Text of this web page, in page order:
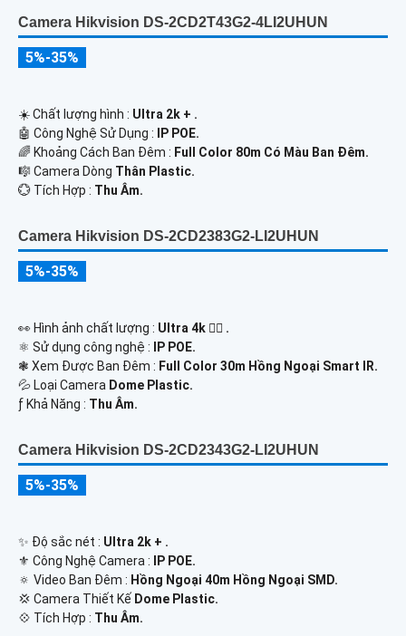
Camera Hikvision DS-2CD2T43G2-4LI2UHUN
5%-35%
☀️ Chất lượng hình : Ultra 2k + .
🤖️ Công Nghệ Sử Dụng :
IP POE.
🌈 Khoảng Cách Ban Đêm : Full Color 80m Có Màu Ban Ðêm.
🎼️ Camera Dòng Thân Plastic.
️💮 Tích Hợp : Thu Âm.
Camera Hikvision DS-2CD2383G2-LI2UHUN
5%-35%
️👀 Hình ảnh chất lượng : Ultra 4k 👍🏾 .
⚛️ Sử dụng công nghệ :
IP POE.
❃ Xem Được Ban Đêm : Full Color 30m Hồng Ngoại Smart IR.
💦 Loại Camera Dome Plastic.
️ƒ Khả Năng : Thu Âm.
Camera Hikvision DS-2CD2343G2-LI2UHUN
5%-35%
✨ Độ sắc nét : Ultra 2k + .
⚜️ Công Nghệ Camera :
IP POE.
🔅 Video Ban Đêm : Hồng Ngoại 40m Hồng Ngoại SMD.
💢 Camera Thiết Kế Dome Plastic.
️💠 Tích Hợp : Thu Âm.